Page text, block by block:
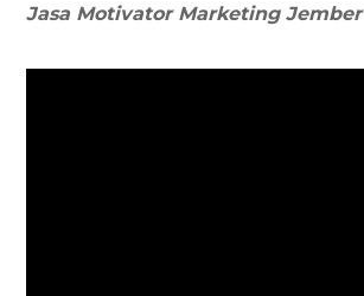
Jasa Motivator Marketing Jember